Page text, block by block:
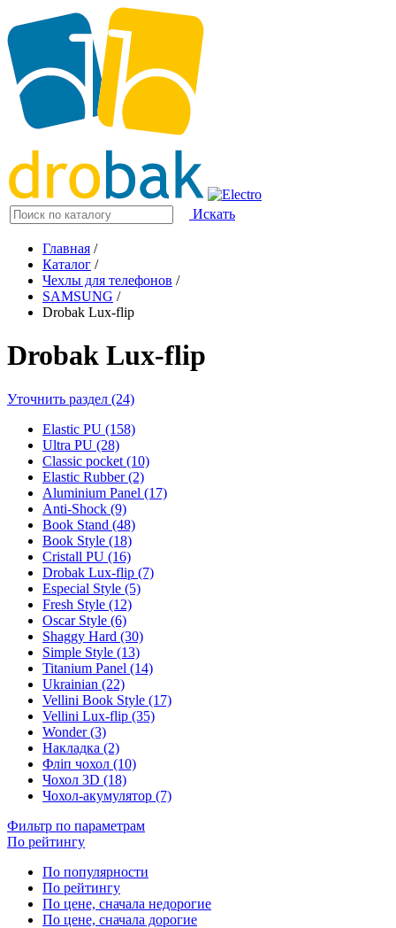
Искать
Главная /
Каталог /
Чехлы для телефонов /
SAMSUNG /
Drobak Lux-flip
Drobak Lux-flip
Уточнить раздел (24)
Elastic PU (158)
Ultra PU (28)
Classic pocket (10)
Elastic Rubber (2)
Aluminium Panel (17)
Anti-Shock (9)
Book Stand (48)
Book Style (18)
Cristall PU (16)
Drobak Lux-flip (7)
Especial Style (5)
Fresh Style (12)
Oscar Style (6)
Shaggy Hard (30)
Simple Style (13)
Titanium Panel (14)
Ukrainian (22)
Vellini Book Style (17)
Vellini Lux-flip (35)
Wonder (3)
Накладка (2)
Фліп чохол (10)
Чохол 3D (18)
Чохол-акумулятор (7)
Фильтр по параметрам
По рейтингу
По популярности
По рейтингу
По цене, сначала недорогие
По цене, сначала дорогие